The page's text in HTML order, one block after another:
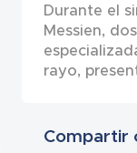
Compartir
Durante el
Messien,
rayo,